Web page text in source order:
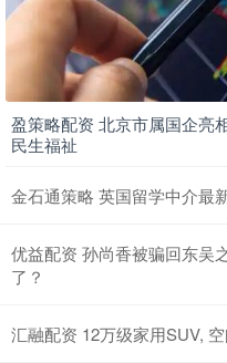
盈策略配资 北京市属国企亮
民生福祉
金石通策略 英国留学中介最
优益配资 孙尚香被骗回东吴
了？
汇融配资 12万级家用SUV,